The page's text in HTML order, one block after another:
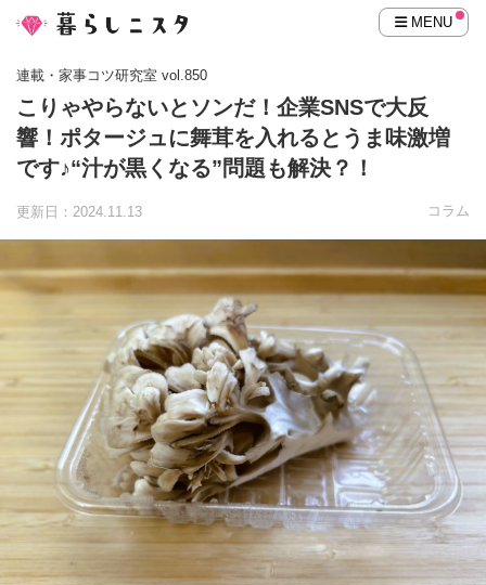
MENU
連載・家事コツ研究室 vol.850
こりゃやらないとソンだ！企業SNSで大反
響！ポタージュに舞茸を入れるとうま味激増
です♪“汁が黒くなる”問題も解決？！
更新日：2024.11.13 コラム